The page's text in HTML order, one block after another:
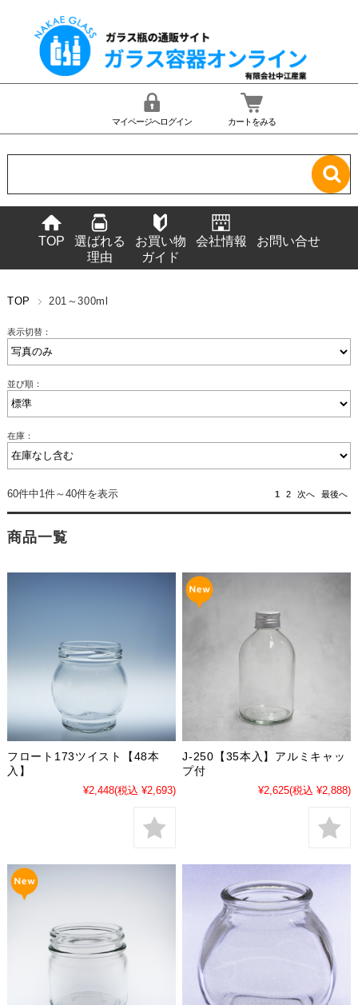
マイページへログイン カートをみる
TOP
選ばれる
理由
お買い物
ガイド
会社情報 お問い合せ
TOP 201～300ml
表示切替：
並び順：
在庫：
60件中1件～40件を表示 1 2 次へ 最後へ
商品一覧
フロート173ツイスト【48本
入】
¥2,448(税込 ¥2,693)
J-250【35本入】アルミキャッ
プ付
¥2,625(税込 ¥2,888)